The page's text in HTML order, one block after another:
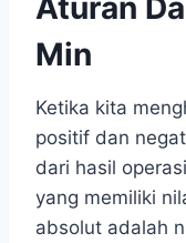
Aturan
Min
Ketika kita
positif dan
dari hasil
yang memiliki
absolut adalah